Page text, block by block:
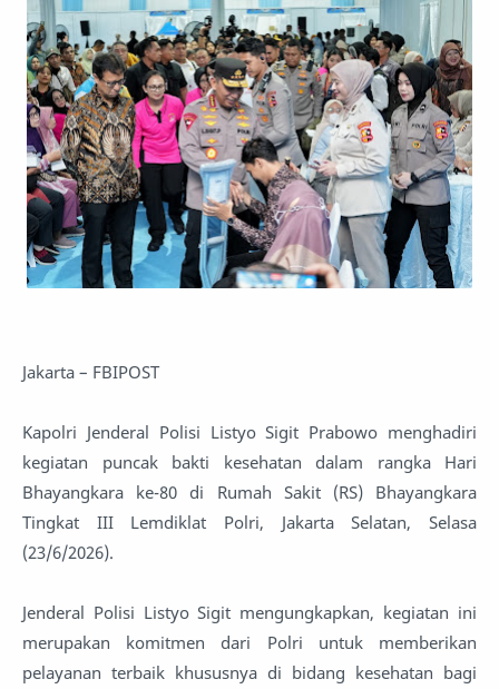
Jakarta – FBIPOST
Kapolri Jenderal Polisi Listyo Sigit Prabowo menghadiri
kegiatan puncak bakti kesehatan dalam rangka Hari
Bhayangkara ke-80 di Rumah Sakit (RS) Bhayangkara
Tingkat III Lemdiklat Polri, Jakarta Selatan, Selasa
(23/6/2026).
Jenderal Polisi Listyo Sigit mengungkapkan, kegiatan ini
merupakan komitmen dari Polri untuk memberikan
pelayanan terbaik khususnya di bidang kesehatan bagi